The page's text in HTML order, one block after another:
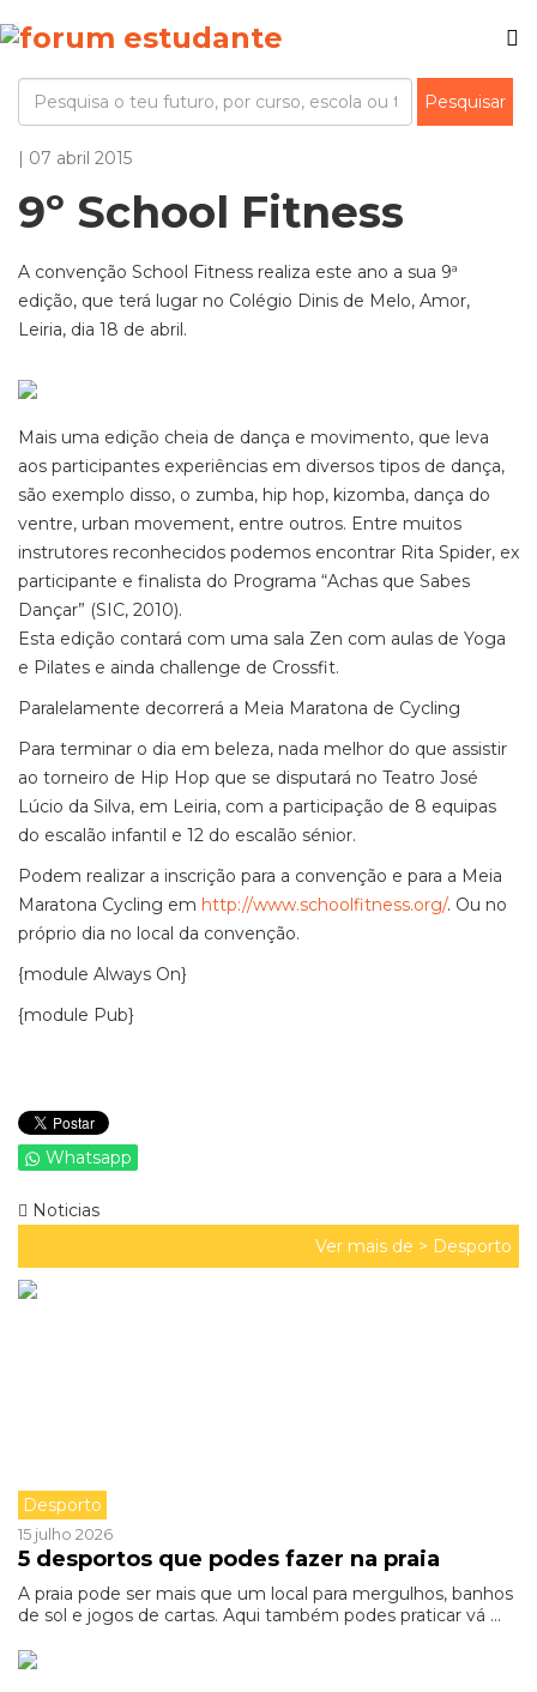
| 07 abril 2015
9º School Fitness
A convenção School Fitness realiza este ano a sua 9ª
edição, que terá lugar no Colégio Dinis de Melo, Amor,
Leiria, dia 18 de abril.
Mais uma edição cheia de dança e movimento, que leva
aos participantes experiências em diversos tipos de dança,
são exemplo disso, o zumba, hip hop, kizomba, dança do
ventre, urban movement, entre outros. Entre muitos
instrutores reconhecidos podemos encontrar Rita Spider, ex
participante e finalista do Programa “Achas que Sabes
Dançar” (SIC, 2010).
Esta edição contará com uma sala Zen com aulas de Yoga
e Pilates e ainda challenge de Crossfit.
Paralelamente decorrerá a Meia Maratona de Cycling
Para terminar o dia em beleza, nada melhor do que assistir
ao torneiro de Hip Hop que se disputará no Teatro José
Lúcio da Silva, em Leiria, com a participação de 8 equipas
do escalão infantil e 12 do escalão sénior.
Podem realizar a inscrição para a convenção e para a Meia
Maratona Cycling em http://www.schoolfitness.org/. Ou no
próprio dia no local da convenção.
{module Always On}
{module Pub}
Whatsapp
Noticias
Ver mais de > Desporto
Desporto
15 julho 2026
5 desportos que podes fazer na praia
A praia pode ser mais que um local para mergulhos, banhos
de sol e jogos de cartas. Aqui também podes praticar vá ...